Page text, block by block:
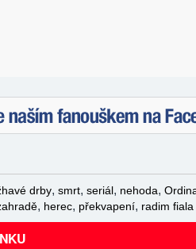
drby, smrt, seriál, nehoda,
, herec, překvapení, radim fiala